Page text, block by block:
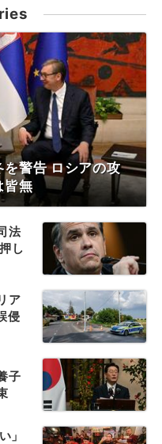
警告 ロシアの攻
皆無
法
し
ア
侵
子
」